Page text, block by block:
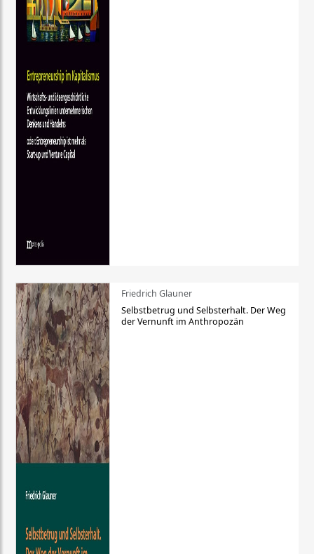
Friedrich Glauner
Selbstbetrug und Selbsterhalt. Der Weg
der Vernunft im Anthropozän